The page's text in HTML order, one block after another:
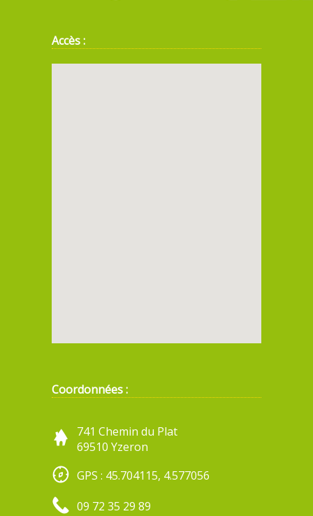
Accès :
Coordonnées :
741 Chemin du Plat
69510 Yzeron
GPS : 45.704115, 4.577056
09 72 35 29 89